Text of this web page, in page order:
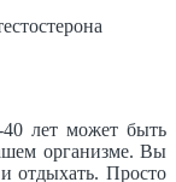
лет может быть
организме. Вы
и отдыхать. Просто